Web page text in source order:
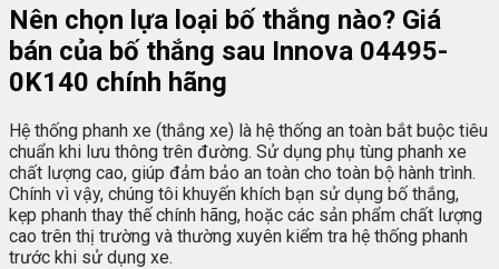
Nên chọn lựa loại bố thắng nào? Giá
bán của bố thắng sau Innova 04495-
0K140 chính hãng
Hệ thống phanh xe (thắng xe) là hệ thống an toàn bắt buộc tiêu
chuẩn khi lưu thông trên đường. Sử dụng phụ tùng phanh xe
chất lượng cao, giúp đảm bảo an toàn cho toàn bộ hành trình.
Chính vì vậy, chúng tôi khuyến khích bạn sử dụng bố thắng,
kẹp phanh thay thế chính hãng, hoặc các sản phẩm chất lượng
cao trên thị trường và thường xuyên kiểm tra hệ thống phanh
trước khi sử dụng xe.